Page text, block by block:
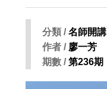
分類 /名師開講
作者 / 廖一芳
期數 /第236期